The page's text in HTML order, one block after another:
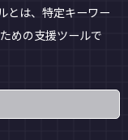
は、特定キーワー
めの支援ツールで